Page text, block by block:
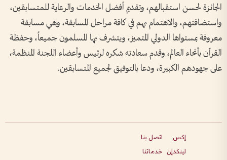
الجائزة لحسن استقبالهم، وتقديم أفضل الخدمات والرعاية للمتسابقين،
واستضافتهم، والاهتمام بهم في كافة مراحل المسابقة، وهي مسابقة
معروفة بمستواها الدولي المتميز، ويتشرف بها المسلمون جميعاً، وحفظة
القرآن بأنحاء العالم، وقدم سعادته شكره لرئيس وأعضاء اللجنة المنظمة،
على جهودهم الكبيرة، ودعا بالتوفيق لجميع المتسابقين.
إكس
لينكدإن
اتصل بنا
خدماتنا